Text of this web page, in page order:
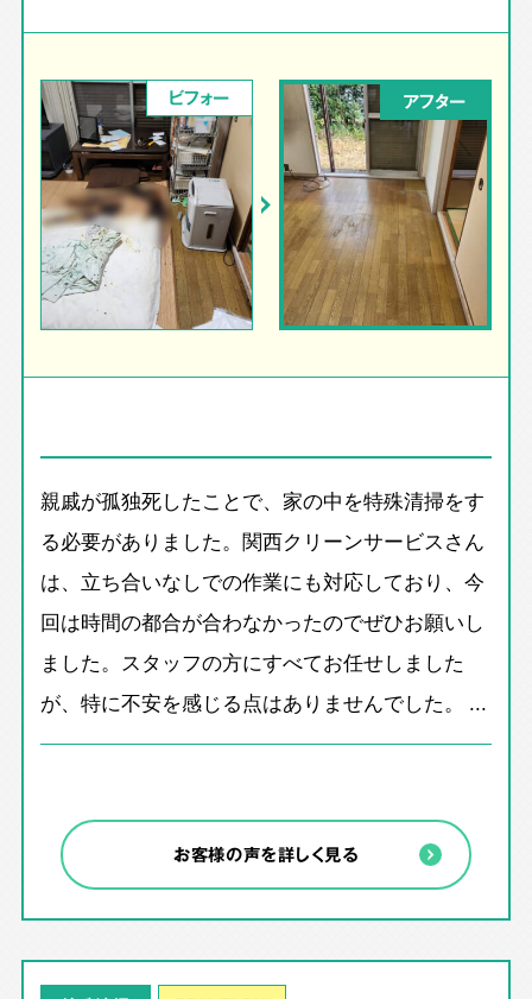
ビフォー アフター
親戚が孤独死したことで、家の中を特殊清掃をす
る必要がありました。関西クリーンサービスさん
は、立ち合いなしでの作業にも対応しており、今
回は時間の都合が合わなかったのでぜひお願いし
ました。スタッフの方にすべてお任せしました
が、特に不安を感じる点はありませんでした。 ...
お客様の声を詳しく見る